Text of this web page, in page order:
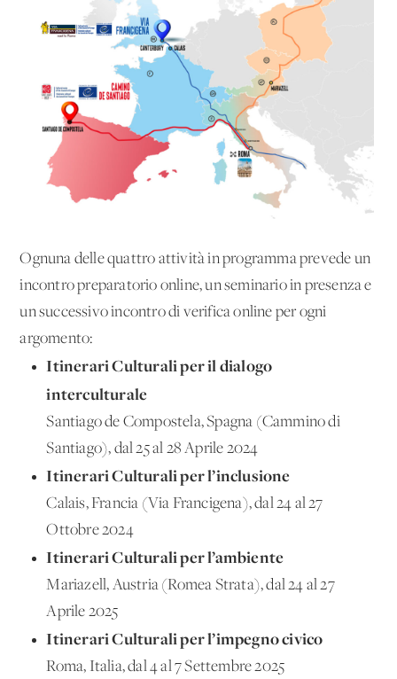
Ognuna delle quattro attività in programma prevede un
incontro preparatorio online, un seminario in presenza e
un successivo incontro di verifica online per ogni
argomento:
Itinerari Culturali per il dialogo
interculturale
Santiago de Compostela, Spagna (Cammino di
Santiago), dal 25 al 28 Aprile 2024
Itinerari Culturali per l’inclusione
Calais, Francia (Via Francigena), dal 24 al 27
Ottobre 2024
Itinerari Culturali per l’ambiente
Mariazell, Austria (Romea Strata), dal 24 al 27
Aprile 2025
Itinerari Culturali per l’impegno civico
Roma, Italia, dal 4 al 7 Settembre 2025